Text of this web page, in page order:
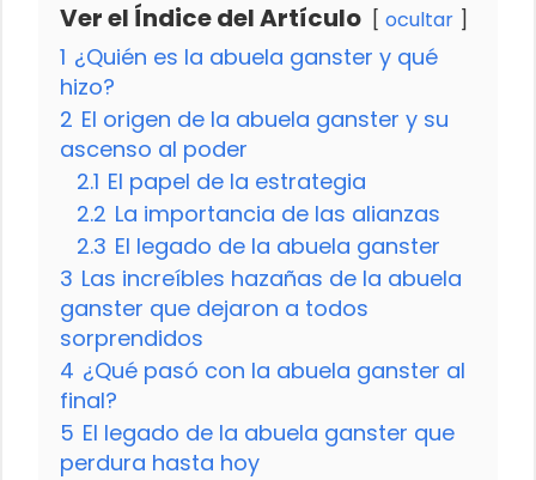
Ver el Índice del Artículo ocultar
1 ¿Quién es la abuela ganster y qué
hizo?
2 El origen de la abuela ganster y su
ascenso al poder
2.1 El papel de la estrategia
2.2 La importancia de las alianzas
2.3 El legado de la abuela ganster
3 Las increíbles hazañas de la abuela
ganster que dejaron a todos
sorprendidos
4 ¿Qué pasó con la abuela ganster al
final?
5 El legado de la abuela ganster que
perdura hasta hoy